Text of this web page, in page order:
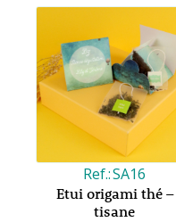
SA16
Etui origami thé –
tisane